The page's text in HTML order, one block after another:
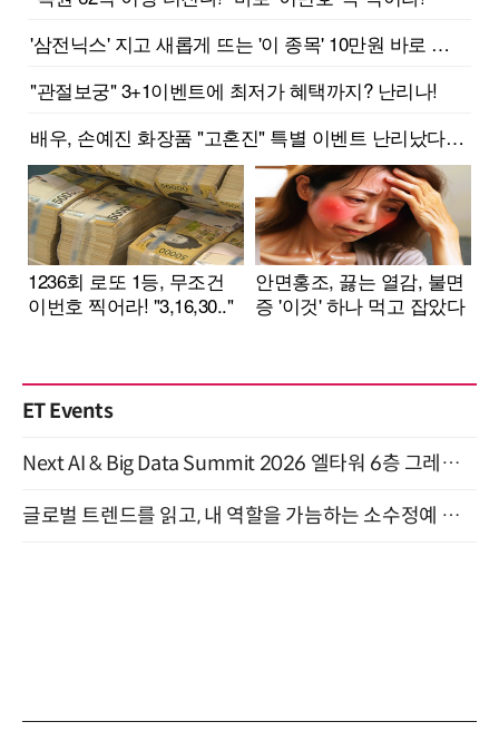
ET Events
Next AI & Big Data Summit 2026 엘타워 6층 그레이스홀 개최 (9/18)
글로벌 트렌드를 읽고, 내 역할을 가늠하는 소수정예 실습 워크숍 (8/28)